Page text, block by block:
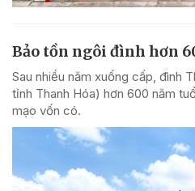
Bảo tồn ngôi đình hơn
Sau nhiều năm xuống cấp, đình
tỉnh Thanh Hóa) hơn 600 năm
mạo vốn có.